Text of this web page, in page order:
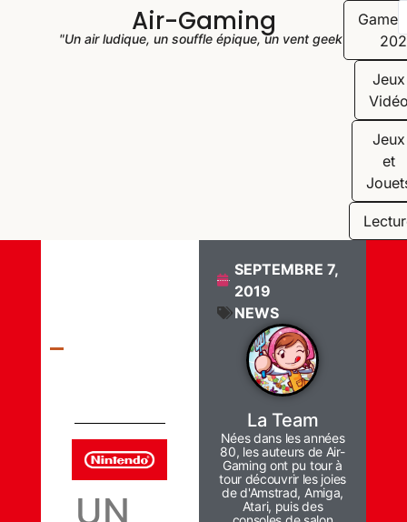
Air-Gaming
"Un air ludique, un souffle épique, un vent geek"
Jeux
Jeux
et
UN
SEPTEMBRE 7,
2019
NEWS
La Team
Nées dans les années
80, les auteurs de Air-
Gaming ont pu tour à
tour découvrir les joies
de d'Amstrad, Amiga,
Atari, puis des